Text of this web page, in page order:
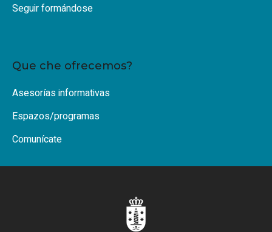
Seguir formándose
Que che ofrecemos?
Asesorías informativas
Espazos/programas
Comunícate